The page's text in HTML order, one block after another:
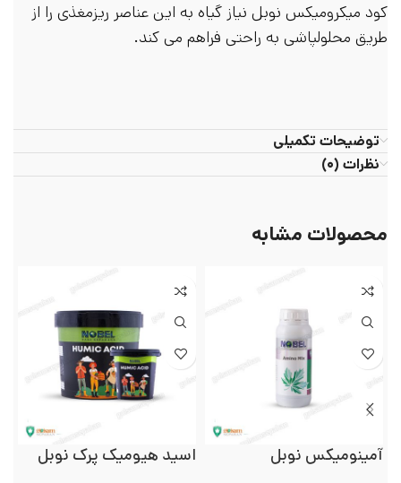
کود میکرومیکس نوبل نیاز گیاه به این عناصر ریزمغذی را از
طریق محلولپاشی به راحتی فراهم می کند.
توضیحات تکمیلی
نظرات (۰)
محصولات مشابه
آمینومیکس نوبل
اسید هیومیک پرک نوبل